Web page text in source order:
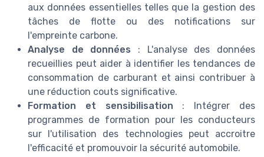
aux données essentielles telles que la gestion des
tâches de flotte ou des notifications sur
l'empreinte carbone.
Analyse de données : L'analyse des données
recueillies peut aider à identifier les tendances de
consommation de carburant et ainsi contribuer à
une réduction couts significative.
Formation et sensibilisation : Intégrer des
programmes de formation pour les conducteurs
sur l'utilisation des technologies peut accroitre
l'efficacité et promouvoir la sécurité automobile.